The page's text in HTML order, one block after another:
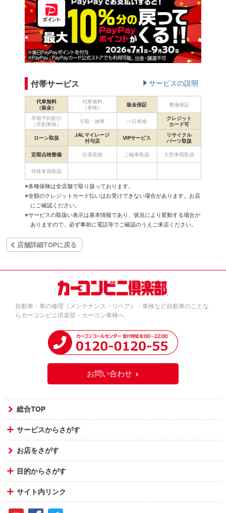
付帯サービス サービスの説明
代車無料
（板金）
代車無料
（車検）
板金保証 整備保証
早期予約割引
（早割車検）
引取・納車 一日車検
クレジット
カード可
ローン取扱
JALマイレージ
付与店
VIPサービス
リサイクル
パーツ取扱
定期点検整備 出張見積 二輪車取扱 大型車両取扱
特殊車両取扱
※各種保険は全店舗で取り扱っております。
※全額のクレジットカード払いはお受けできない場合があります。お店
にご確認ください。
※サービスの取扱い表示は基本情報であり、状況により変動する場合が
ありますので、必ず事前に電話等でご確認のうえご来店ください。
店舗詳細TOPに戻る
自動車・車の修理（メンテナンス・リペア）・車検など自動車のことな
らカーコンビニ倶楽部・カーコン車検へ
お問い合わせ
総合TOP
サービスからさがす
お店をさがす
目的からさがす
サイト内リンク